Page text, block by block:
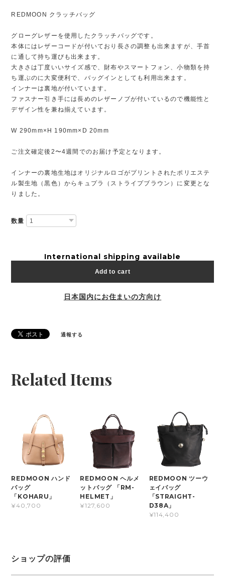
REDMOON クラッチバッグ
グローグレザーを使用したクラッチバッグです。
本体にはレザーコードが付いており長さの調整も出来ますが、手首
に通して持ち運びも出来ます。
大きさは丁度いいサイズ感で、財布やスマートフォン、小物類を持
ち運ぶのに大変便利で、バッグインとしても利用出来ます。
インナーは裏地が付いています。
ファスナー引き手には長めのレザーノブが付いているので機能性と
デザイン性を兼ね揃えています。
W 290mm×H 190mm×D 20mm
ご注文確定後2〜4週間でのお届け予定となります。
インナーの裏地生地はオリジナルロゴがプリントされたポリエステ
ル製生地（黒色）からキュプラ（ストライプブラウン）に変更とな
りました。
数量
International shipping available
Add to cart
日本国内にお住まいの方向け
通報する
Related Items
REDMOON ハンド
バッグ
「KOHARU」
¥40,700
REDMOON ヘルメ
ットバッグ 「RM-
HELMET」
¥127,600
REDMOON ツーウ
ェイバッグ
「STRAIGHT-
D38A」
¥114,400
ショップの評価